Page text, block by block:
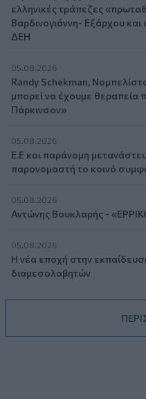
ελληνικές τράπεζες
Βαρδινογιάννη- Εξάρχου
ΔΕΗ
05.08.2026
Randy Schekman,
μπορεί να έχουμε θεραπεία
Πάρκινσον»
05.08.2026
Ε.Ε και παράνομη
παρονομαστή το κοινό
05.08.2026
Αντώνης Βουκλαρής -
05.08.2026
Η νέα εποχή στην
διαμεσολαβητών